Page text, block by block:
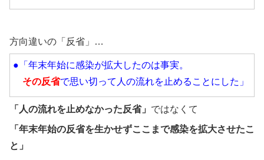
方向違いの「反省」…
●「年末年始に感染が拡大したのは事実。
その反省で思い切って人の流れを止めることにした」
「人の流れを止めなかった反省」 ではなくて
「年末年始の反省を生かせずここまで感染を拡大させたこ
と」